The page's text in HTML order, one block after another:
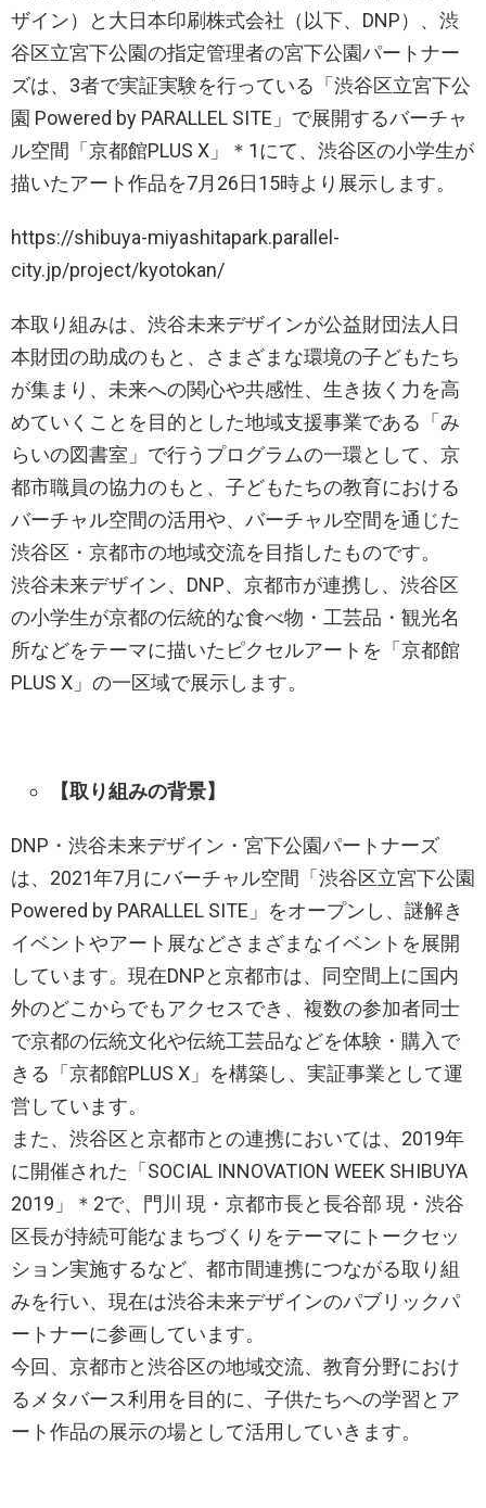
ザイン）と大日本印刷株式会社（以下、DNP）、渋
谷区立宮下公園の指定管理者の宮下公園パートナー
ズは、3者で実証実験を行っている「渋谷区立宮下公
園 Powered by PARALLEL SITE」で展開するバーチャ
ル空間「京都館PLUS X」＊1にて、渋谷区の小学生が
描いたアート作品を7月26日15時より展示します。
https://shibuya-miyashitapark.parallel-
city.jp/project/kyotokan/
本取り組みは、渋谷未来デザインが公益財団法人日
本財団の助成のもと、さまざまな環境の子どもたち
が集まり、未来への関心や共感性、生き抜く力を高
めていくことを目的とした地域支援事業である「み
らいの図書室」で行うプログラムの一環として、京
都市職員の協力のもと、子どもたちの教育における
バーチャル空間の活用や、バーチャル空間を通じた
渋谷区・京都市の地域交流を目指したものです。
渋谷未来デザイン、DNP、京都市が連携し、渋谷区
の小学生が京都の伝統的な食べ物・工芸品・観光名
所などをテーマに描いたピクセルアートを「京都館
PLUS X」の一区域で展示します。
【取り組みの背景】
DNP・渋谷未来デザイン・宮下公園パートナーズ
は、2021年7月にバーチャル空間「渋谷区立宮下公園
Powered by PARALLEL SITE」をオープンし、謎解き
イベントやアート展などさまざまなイベントを展開
しています。現在DNPと京都市は、同空間上に国内
外のどこからでもアクセスでき、複数の参加者同士
で京都の伝統文化や伝統工芸品などを体験・購入で
きる「京都館PLUS X」を構築し、実証事業として運
営しています。
また、渋谷区と京都市との連携においては、2019年
に開催された「SOCIAL INNOVATION WEEK SHIBUYA
2019」＊2で、門川 現・京都市長と長谷部 現・渋谷
区長が持続可能なまちづくりをテーマにトークセッ
ション実施するなど、都市間連携につながる取り組
みを行い、現在は渋谷未来デザインのパブリックパ
ートナーに参画しています。
今回、京都市と渋谷区の地域交流、教育分野におけ
るメタバース利用を目的に、子供たちへの学習とア
ート作品の展示の場として活用していきます。